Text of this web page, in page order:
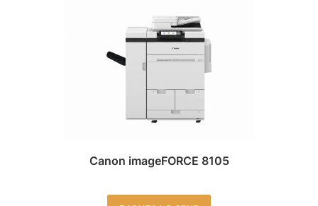
Canon imageFORCE 8105